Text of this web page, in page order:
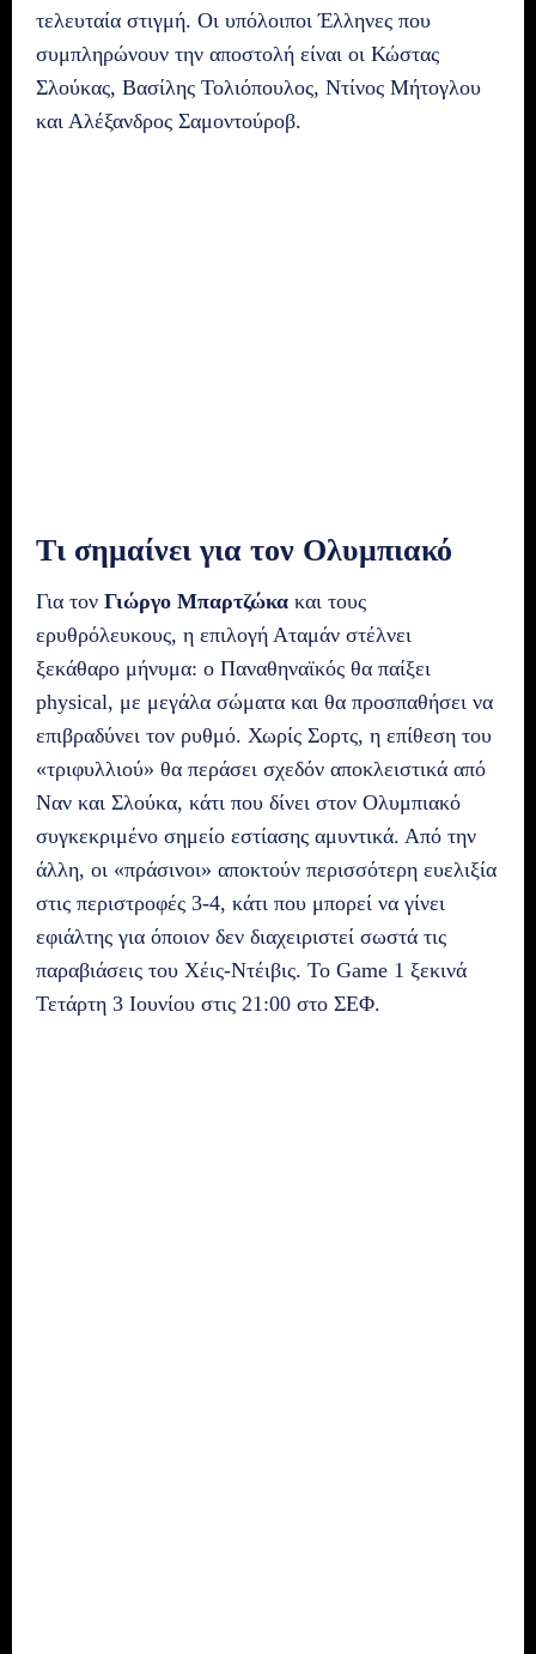
τελευταία στιγμή. Οι υπόλοιποι Έλληνες που
συμπληρώνουν την αποστολή είναι οι Κώστας
Σλούκας, Βασίλης Τολιόπουλος, Ντίνος Μήτογλου
και Αλέξανδρος Σαμοντούροβ.
Τι σημαίνει για τον Ολυμπιακό
Για τον Γιώργο Μπαρτζώκα και τους
ερυθρόλευκους, η επιλογή Αταμάν στέλνει
ξεκάθαρο μήνυμα: ο Παναθηναϊκός θα παίξει
physical, με μεγάλα σώματα και θα προσπαθήσει να
επιβραδύνει τον ρυθμό. Χωρίς Σορτς, η επίθεση του
«τριφυλλιού» θα περάσει σχεδόν αποκλειστικά από
Ναν και Σλούκα, κάτι που δίνει στον Ολυμπιακό
συγκεκριμένο σημείο εστίασης αμυντικά. Από την
άλλη, οι «πράσινοι» αποκτούν περισσότερη ευελιξία
στις περιστροφές 3-4, κάτι που μπορεί να γίνει
εφιάλτης για όποιον δεν διαχειριστεί σωστά τις
παραβιάσεις του Χέις-Ντέιβις. Το Game 1 ξεκινά
Τετάρτη 3 Ιουνίου στις 21:00 στο ΣΕΦ.